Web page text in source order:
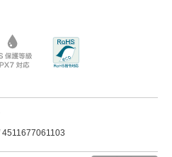
4511677061103